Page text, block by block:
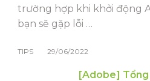
trường hợp khi khởi động
bạn sẽ gặp lỗi …
TIPS 29/06/2022
[Adobe] Tổng